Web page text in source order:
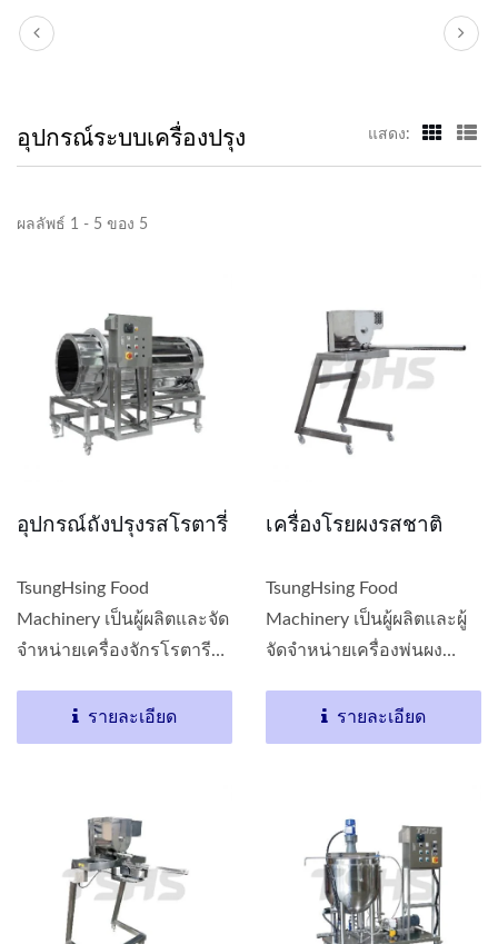
อุปกรณ์ระบบเครื่องปรุง แสดง:
ผลลัพธ์ 1 - 5 ของ 5
อุปกรณ์ถังปรุงรสโรตารี่
TsungHsing Food
Machinery เป็นผู้ผลิตและจัด
จำหน่ายเครื่องจักรโรตารี
รายละเอียด
เครื่องโรยผงรสชาติ
TsungHsing Food
Machinery เป็นผู้ผลิตและผู้
จัดจำหน่ายเครื่องพ่นผง
รายละเอียด